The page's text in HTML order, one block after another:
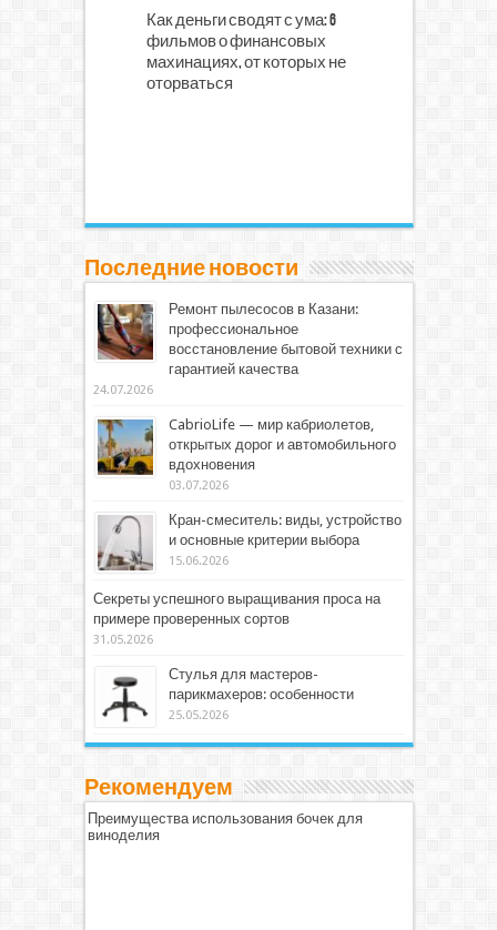
Как деньги сводят с ума: 6
фильмов о финансовых
махинациях, от которых не
оторваться
Последние новости
Ремонт пылесосов в Казани:
профессиональное
восстановление бытовой техники с
гарантией качества
24.07.2026
CabrioLife — мир кабриолетов,
открытых дорог и автомобильного
вдохновения
03.07.2026
Кран-смеситель: виды, устройство
и основные критерии выбора
15.06.2026
Секреты успешного выращивания проса на
примере проверенных сортов
31.05.2026
Стулья для мастеров-
парикмахеров: особенности
25.05.2026
Рекомендуем
Преимущества использования бочек для
виноделия